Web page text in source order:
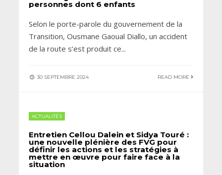
personnes dont 6 enfants
Selon le porte-parole du gouvernement de la
Transition, Ousmane Gaoual Diallo, un accident
de la route s’est produit ce...
30 SEPTEMBRE 2024 READ MORE
ACTUALITÉS
Entretien Cellou Dalein et Sidya Touré :
une nouvelle plénière des FVG pour
définir les actions et les stratégies à
mettre en œuvre pour faire face à la
situation